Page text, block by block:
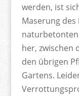
werden, ist
Maserung
her, zwischen
den übrigen
Gartens.